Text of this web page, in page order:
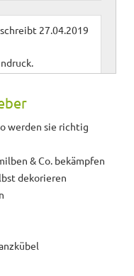
schreibt 27.04.2019
noch nicht
mit
01.03.2019
werden sie richtig
& Co. bekämpfen
dekorieren